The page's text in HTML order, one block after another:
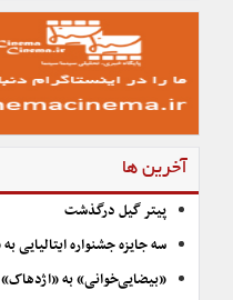
آخرین ها
پیتر گیل درگذشت
سه جایزه جشنواره ایتالیایی
«بیضایی‌خوانی» به